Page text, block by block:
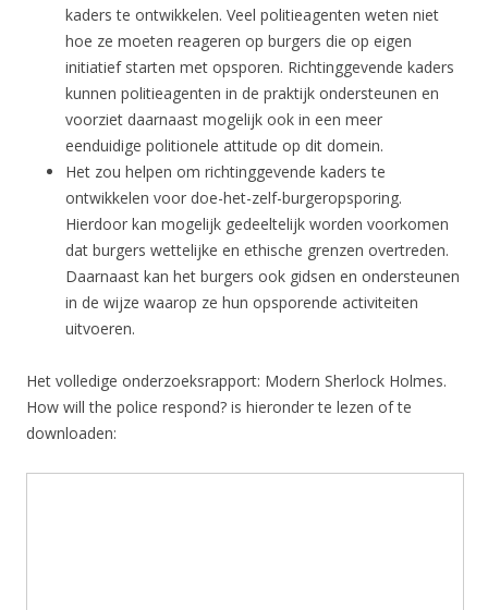
kaders te ontwikkelen. Veel politieagenten weten niet
hoe ze moeten reageren op burgers die op eigen
initiatief starten met opsporen. Richtinggevende kaders
kunnen politieagenten in de praktijk ondersteunen en
voorziet daarnaast mogelijk ook in een meer
eenduidige politionele attitude op dit domein.
Het zou helpen om richtinggevende kaders te
ontwikkelen voor doe-het-zelf-burgeropsporing.
Hierdoor kan mogelijk gedeeltelijk worden voorkomen
dat burgers wettelijke en ethische grenzen overtreden.
Daarnaast kan het burgers ook gidsen en ondersteunen
in de wijze waarop ze hun opsporende activiteiten
uitvoeren.
Het volledige onderzoeksrapport: Modern Sherlock Holmes.
How will the police respond? is hieronder te lezen of te
downloaden: